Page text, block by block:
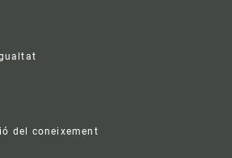
del coneixement